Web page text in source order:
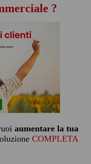
?
aumentare la tua
COMPLETA